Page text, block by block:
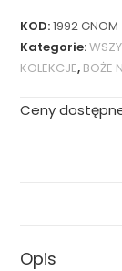
KOD:1992 GNOM
Kategorie:
KOLEKCJE, BOŻE
Ceny
Opis